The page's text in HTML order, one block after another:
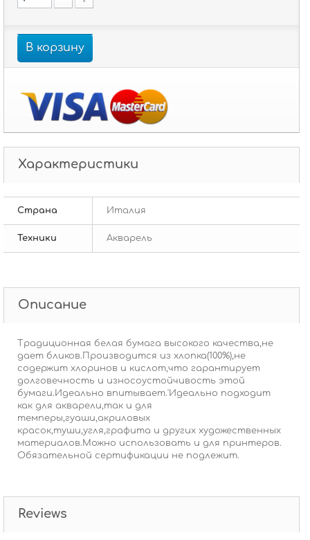
В корзину
Характеристики
Страна Италия
Техники Акварель
Описание
Традиционная белая бумага высокого качества,не
дает бликов.Производится из хлопка(100%),не
содержит хлоринов и кислот,что гарантирует
долговечность и износоустойчивость этой
бумаги.Идеально впитывает.'Идеально подходит
как для акварели,так и для
темперы,гуаши,акриловых
красок,туши,угля,графита и других художественных
материалов.Можно использовать и для принтеров.
Обязательной сертификации не подлежит.
Reviews